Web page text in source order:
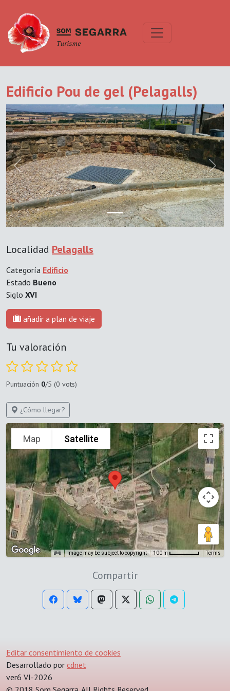
Edificio Pou de gel (Pelagalls)
Previous Next
Localidad Pelagalls
Categoría Edificio
Estado Bueno
Siglo XVI
añadir a plan de viaje
Tu valoración
Puntuación 0/5 (0 vots)
¿Cómo llegar?
Map Satellite
Image may be subject to copyright 100 m Terms
Compartir
Editar consentimiento de cookies
Desarrollado por cdnet
ver6 VI-2026